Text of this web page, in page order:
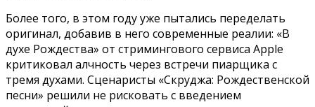
Более того, в этом году уже пытались переделать
оригинал, добавив в него современные реалии: «В
духе Рождества» от стримингового сервиса Apple
критиковал алчность через встречи пиарщика с
тремя духами. Сценаристы «Скруджа: Рождественской
песни» решили не рисковать с введением